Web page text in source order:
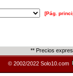
[Pág.
** Precios
© 2002/2022 Solo10.com